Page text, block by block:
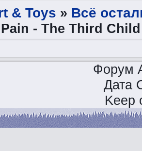
& Toys » Всё
- The Third Child
Форум
Дата
Keep